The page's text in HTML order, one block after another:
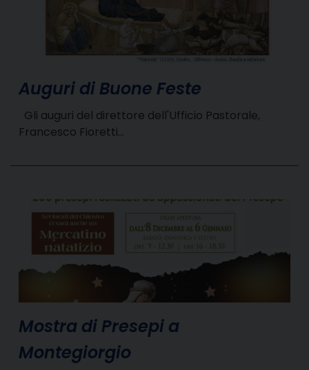
Auguri di Buone Feste
Gli auguri del direttore dell'Ufficio Pastorale,
Francesco Fioretti…
Mostra di Presepi a
Montegiorgio